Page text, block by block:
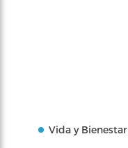
Vida y Bienestar